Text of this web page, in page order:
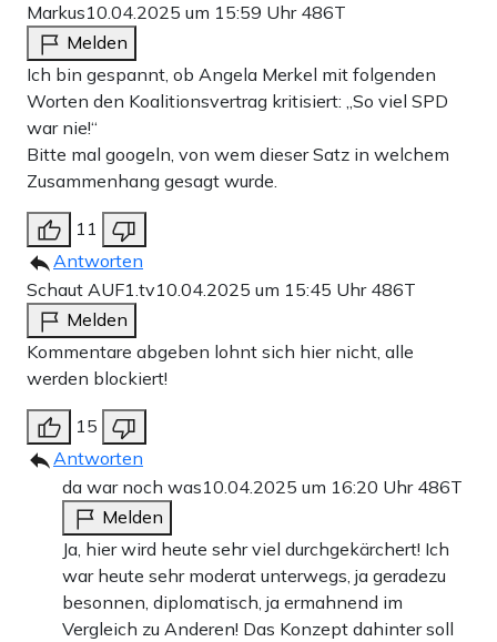
Markus10.04.2025 um 15:59 Uhr 486T
Melden
Ich bin gespannt, ob Angela Merkel mit folgenden
Worten den Koalitionsvertrag kritisiert: „So viel SPD
war nie!“
Bitte mal googeln, von wem dieser Satz in welchem
Zusammenhang gesagt wurde.
11
Antworten
Schaut AUF1.tv10.04.2025 um 15:45 Uhr 486T
Melden
Kommentare abgeben lohnt sich hier nicht, alle
werden blockiert!
15
Antworten
da war noch was10.04.2025 um 16:20 Uhr 486T
Melden
Ja, hier wird heute sehr viel durchgekärchert! Ich
war heute sehr moderat unterwegs, ja geradezu
besonnen, diplomatisch, ja ermahnend im
Vergleich zu Anderen! Das Konzept dahinter soll